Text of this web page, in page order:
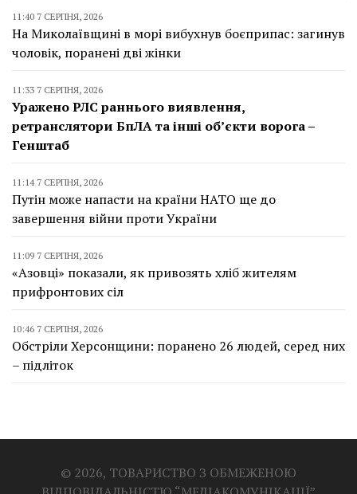
11:40 7 СЕРПНЯ, 2026
На Миколаївщині в морі вибухнув боєприпас: загинув
чоловік, поранені дві жінки
11:33 7 СЕРПНЯ, 2026
Уражено РЛС раннього виявлення,
ретранслятори БпЛА та інші об’єкти ворога –
Генштаб
11:14 7 СЕРПНЯ, 2026
Путін може напасти на країни НАТО ще до
завершення війни проти України
11:09 7 СЕРПНЯ, 2026
«Азовці» показали, як привозять хліб жителям
прифронтових сіл
10:46 7 СЕРПНЯ, 2026
Обстріли Херсонщини: поранено 26 людей, серед них
– підліток
© 2026, ТОВАРИСТВО З ОБМЕЖЕНОЮ